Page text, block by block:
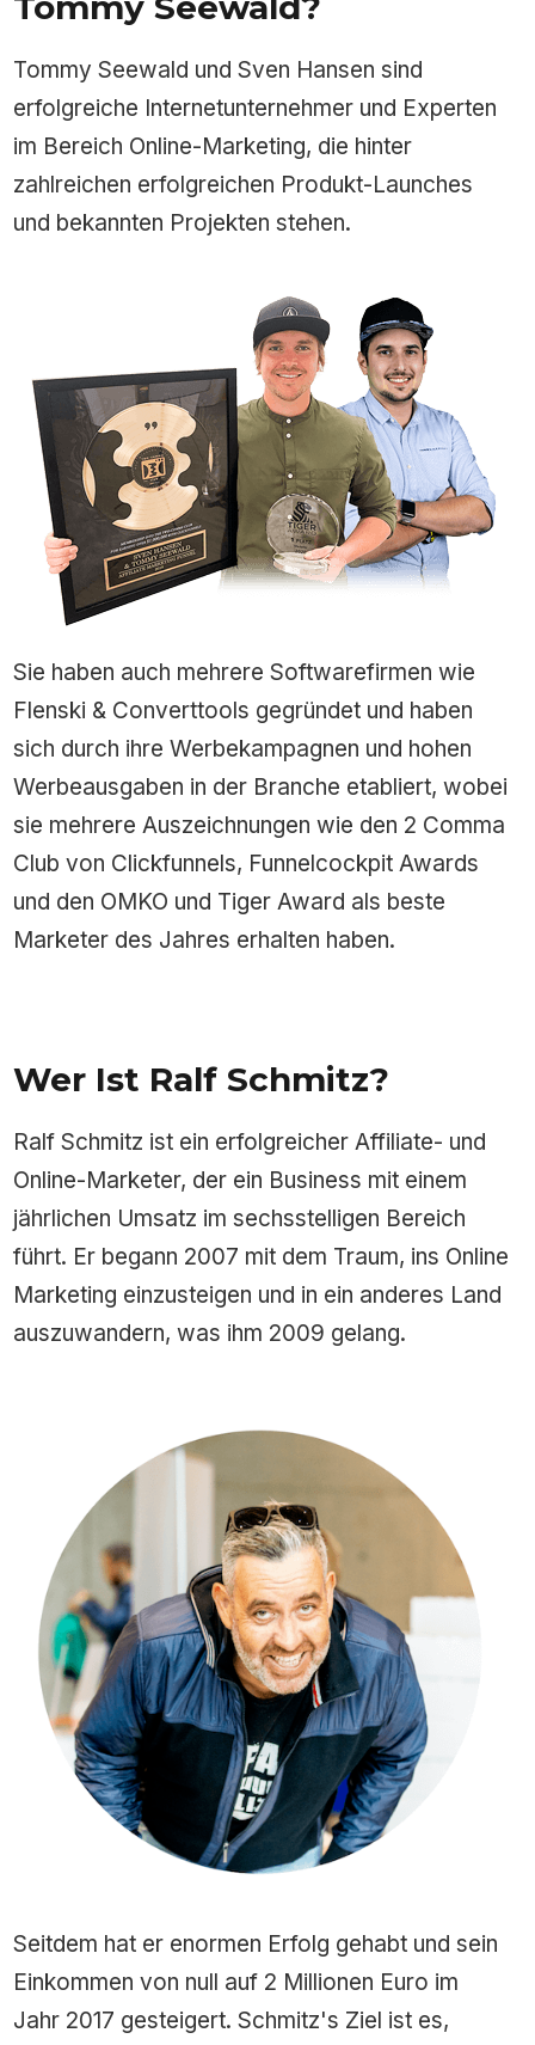
Tommy Seewald und Sven Hansen sind
erfolgreiche Internetunternehmer und Experten
im Bereich Online-Marketing, die hinter
zahlreichen erfolgreichen Produkt-Launches
und bekannten Projekten stehen.
Sie haben auch mehrere Softwarefirmen wie
Flenski & Converttools gegründet und haben
sich durch ihre Werbekampagnen und hohen
Werbeausgaben in der Branche etabliert, wobei
sie mehrere Auszeichnungen wie den 2 Comma
Club von Clickfunnels, Funnelcockpit Awards
und den OMKO und Tiger Award als beste
Marketer des Jahres erhalten haben.
Wer Ist Ralf Schmitz?
Ralf Schmitz ist ein erfolgreicher Affiliate- und
Online-Marketer, der ein Business mit einem
jährlichen Umsatz im sechsstelligen Bereich
führt. Er begann 2007 mit dem Traum, ins Online
Marketing einzusteigen und in ein anderes Land
auszuwandern, was ihm 2009 gelang.
Seitdem hat er enormen Erfolg gehabt und sein
Einkommen von null auf 2 Millionen Euro im
Jahr 2017 gesteigert. Schmitz's Ziel ist es,